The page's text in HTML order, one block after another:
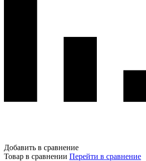
Добавить в сравнение
Товар в сравнении Перейти в сравнение